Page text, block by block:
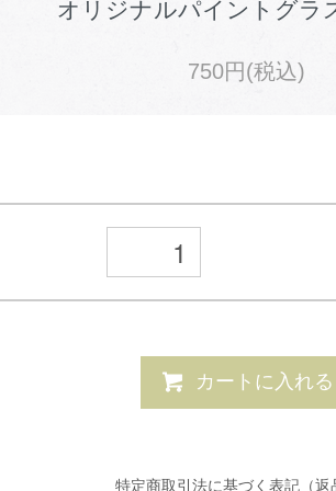
オリジナルパイントグ
750円(税込)
カートに入れる
特定商取引法に基づく表記（返